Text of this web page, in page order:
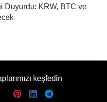
Duyurdu: KRW, BTC ve
keşfedin